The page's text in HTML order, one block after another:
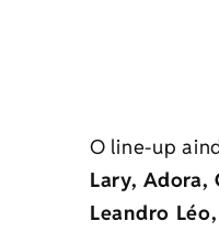
O line-up
Lary, Adora,
Leandro